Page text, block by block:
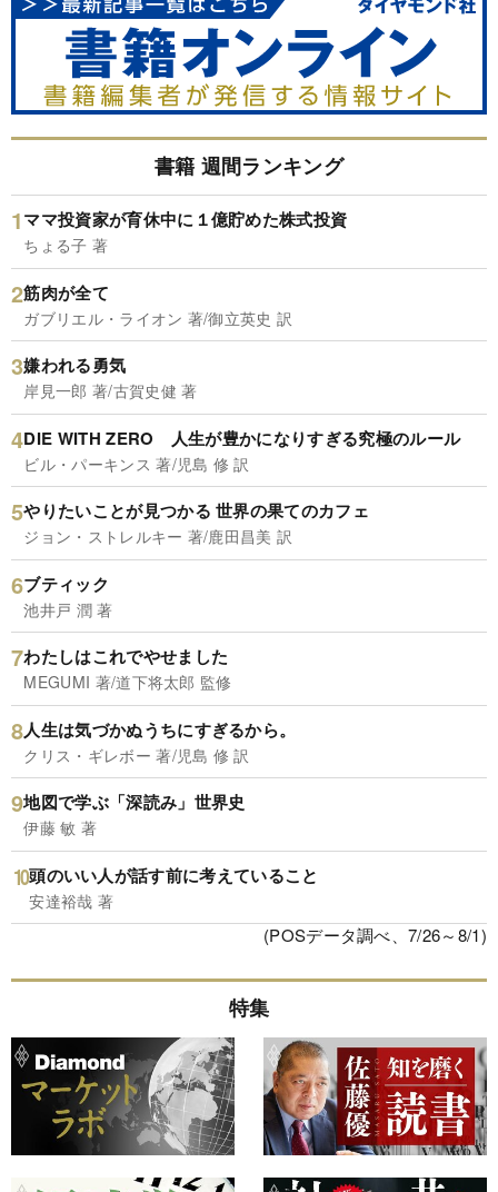
書籍 週間ランキング
ママ投資家が育休中に１億貯めた株式投資
ちょる子 著
筋肉が全て
ガブリエル・ライオン 著/御立英史 訳
嫌われる勇気
岸見一郎 著/古賀史健 著
DIE WITH ZERO 人生が豊かになりすぎる究極のルール
ビル・パーキンス 著/児島 修 訳
やりたいことが見つかる 世界の果てのカフェ
ジョン・ストレルキー 著/鹿田昌美 訳
ブティック
池井戸 潤 著
わたしはこれでやせました
MEGUMI 著/道下将太郎 監修
人生は気づかぬうちにすぎるから。
クリス・ギレボー 著/児島 修 訳
地図で学ぶ「深読み」世界史
伊藤 敏 著
頭のいい人が話す前に考えていること
安達裕哉 著
(POSデータ調べ、7/26～8/1)
特集